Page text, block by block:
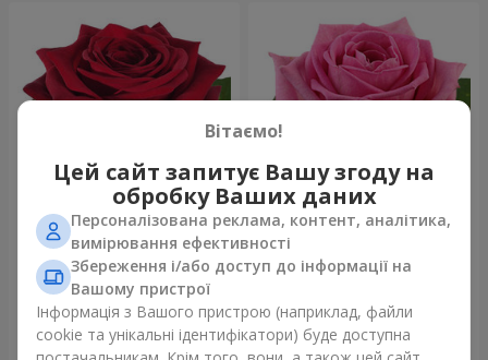
Червона троянда
(поштучно)
Замовити
Рожева троянда (поштучно)
Замовити
Вітаємо!
Цей сайт запитує Вашу згоду на
обробку Ваших даних
Персоналізована реклама, контент, аналітика,
вимірювання ефективності
Збереження і/або доступ до інформації на
Вашому пристрої
Інформація з Вашого пристрою (наприклад, файли
cookie та унікальні ідентифікатори) буде доступна